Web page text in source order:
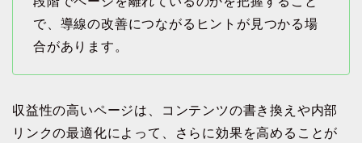
で、導線の改善につながるヒントが見つかる場
合があります。
収益性の高いページは、コンテンツの書き換えや内部
リンクの最適化によって、さらに効果を高めることが